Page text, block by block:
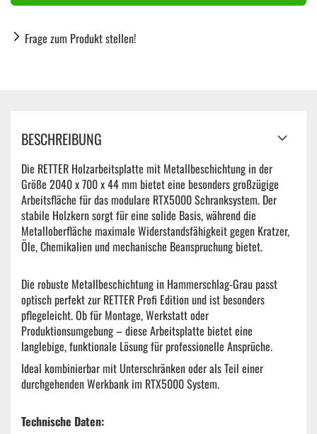
Frage zum Produkt stellen!
BESCHREIBUNG
Die RETTER Holzarbeitsplatte mit Metallbeschichtung in der
Größe 2040 x 700 x 44 mm bietet eine besonders großzügige
Arbeitsfläche für das modulare RTX5000 Schranksystem. Der
stabile Holzkern sorgt für eine solide Basis, während die
Metalloberfläche maximale Widerstandsfähigkeit gegen Kratzer,
Öle, Chemikalien und mechanische Beanspruchung bietet.
Die robuste Metallbeschichtung in Hammerschlag-Grau passt
optisch perfekt zur RETTER Profi Edition und ist besonders
pflegeleicht. Ob für Montage, Werkstatt oder
Produktionsumgebung – diese Arbeitsplatte bietet eine
langlebige, funktionale Lösung für professionelle Ansprüche.
Ideal kombinierbar mit Unterschränken oder als Teil einer
durchgehenden Werkbank im RTX5000 System.
Technische Daten: